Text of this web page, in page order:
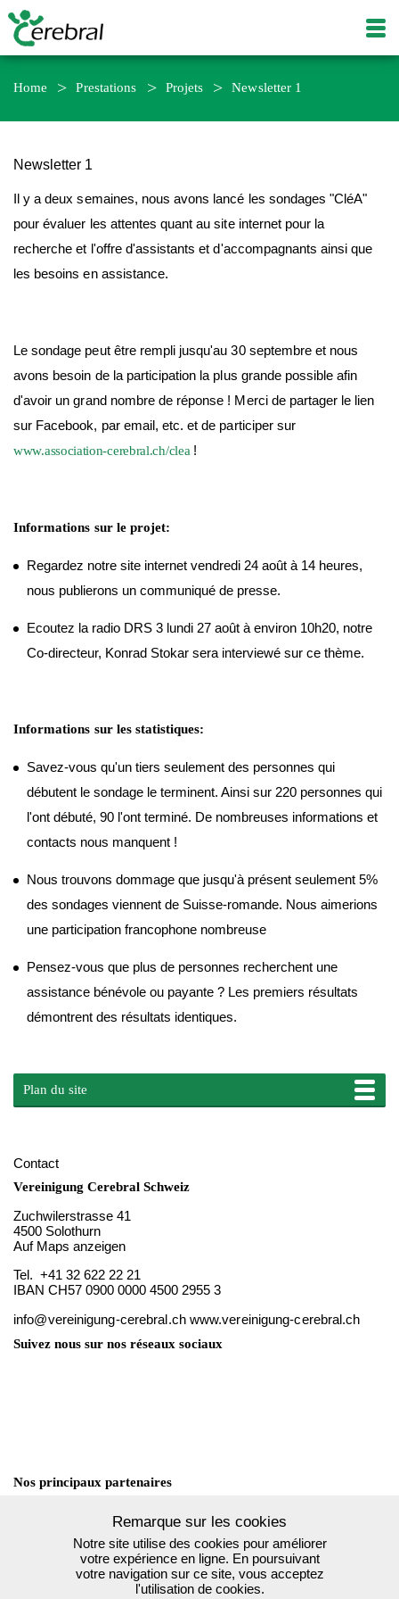
Home Prestations Projets Newsletter 1
Newsletter 1
Il y a deux semaines, nous avons lancé les sondages "CléA"
pour évaluer les attentes quant au site internet pour la
recherche et l'offre d'assistants et d'accompagnants ainsi que
les besoins en assistance.
Le sondage peut être rempli jusqu'au 30 septembre et nous
avons besoin de la participation la plus grande possible afin
d'avoir un grand nombre de réponse ! Merci de partager le lien
sur Facebook, par email, etc. et de participer sur
www.association-cerebral.ch/clea !
Informations sur le projet:
Regardez notre site internet vendredi 24 août à 14 heures,
nous publierons un communiqué de presse.
Ecoutez la radio DRS 3 lundi 27 août à environ 10h20, notre
Co-directeur, Konrad Stokar sera interviewé sur ce thème.
Informations sur les statistiques:
Savez-vous qu'un tiers seulement des personnes qui
débutent le sondage le terminent. Ainsi sur 220 personnes qui
l'ont débuté, 90 l'ont terminé. De nombreuses informations et
contacts nous manquent !
Nous trouvons dommage que jusqu'à présent seulement 5%
des sondages viennent de Suisse-romande. Nous aimerions
une participation francophone nombreuse
Pensez-vous que plus de personnes recherchent une
assistance bénévole ou payante ? Les premiers résultats
démontrent des résultats identiques.
Plan du site
Contact
Vereinigung Cerebral Schweiz
Zuchwilerstrasse 41
4500 Solothurn
Auf Maps anzeigen
Tel. +41 32 622 22 21
IBAN CH57 0900 0000 4500 2955 3
info@vereinigung-cerebral.ch www.vereinigung-cerebral.ch
Suivez nous sur nos réseaux sociaux
Nos principaux partenaires
Stiftung denk an mich
Bundesamt für
Sozialversicherungen
Remarque sur les cookies
Notre site utilise des cookies pour améliorer
votre expérience en ligne. En poursuivant
votre navigation sur ce site, vous acceptez
l'utilisation de cookies.